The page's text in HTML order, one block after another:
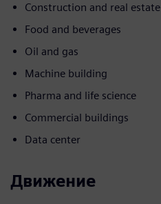
Construction and real estate
Food and beverages
Oil and gas
Machine building
Pharma and life science
Commercial buildings
Data center
Движение